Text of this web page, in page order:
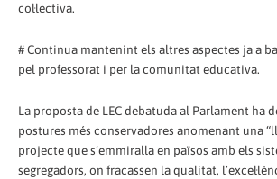
col·lectiva.
# Continua mantenint els altres aspectes ja a
pel professorat i per la comunitat educativa.
La proposta de LEC debatuda al Parlament ha
postures més conservadores anomenant una
projecte que s’emmiralla en països amb els
segregadors, o­n fracassen la qualitat,